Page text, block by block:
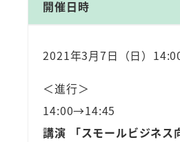
開催日時
2021年3月7日（日）
＜進行＞
14:00→14:45
講演 「スモールビジネス